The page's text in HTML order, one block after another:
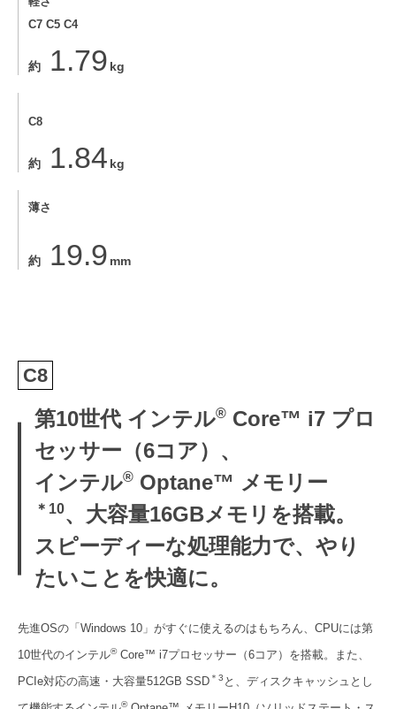
C7 C5 C4
約 1.79 kg
C8
約 1.84 kg
薄さ
約 19.9 mm
C8
第10世代 インテル® Core™ i7 プロ
セッサー（6コア）、
インテル® Optane™ メモリー
＊10、大容量16GBメモリを搭載。
スピーディーな処理能力で、やり
たいことを快適に。
先進OSの「Windows 10」がすぐに使えるのはもちろん、CPUには第
10世代のインテル®Core™ i7プロセッサー（6コア）を搭載。また、
PCIe対応の高速・大容量512GB SSD ＊3 と、ディスクキャッシュとし
®